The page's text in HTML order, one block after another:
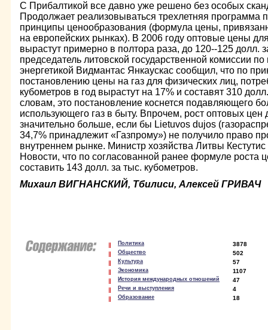
С Прибалтикой все давно уже решено без особых
Продолжает реализовываться трехлетняя программа
принципы ценообразования (формула цены,
на европейских рынках). В 2006 году оптовые цены
вырастут примерно в полтора раза, до 120--125 долл.
председатель литовской государственной комиссии
энергетикой Видмантас Янкаускас сообщил, что по
постановлению цены на газ для физических лиц,
кубометров в год вырастут на 17% и составят 310
словам, это постановление коснется подавляющего
использующего газ в быту. Впрочем, рост оптовых
значительно больше, если бы Lietuvos dujos
34,7% принадлежит «Газпрому») не получило право
внутреннем рынке. Министр хозяйства Литвы
Новости, что по согласованной ранее формуле роста
составить 143 долл. за тыс. кубометров.
Михаил ВИГНАНСКИЙ, Тбилиси, Алексей ГРИВАЧ
Политика 3878
Общество 502
Культура 57
Экономика 1107
История международных отношений 47
Речи и выступления 4
Образование 18